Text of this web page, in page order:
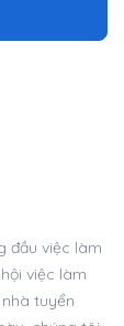
đầu việc làm
việc làm
tuyển